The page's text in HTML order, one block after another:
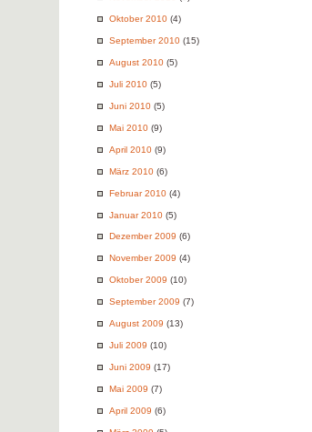
Oktober 2010 (4)
September 2010 (15)
August 2010 (5)
Juli 2010 (5)
Juni 2010 (5)
Mai 2010 (9)
April 2010 (9)
März 2010 (6)
Februar 2010 (4)
Januar 2010 (5)
Dezember 2009 (6)
November 2009 (4)
Oktober 2009 (10)
September 2009 (7)
August 2009 (13)
Juli 2009 (10)
Juni 2009 (17)
Mai 2009 (7)
April 2009 (6)